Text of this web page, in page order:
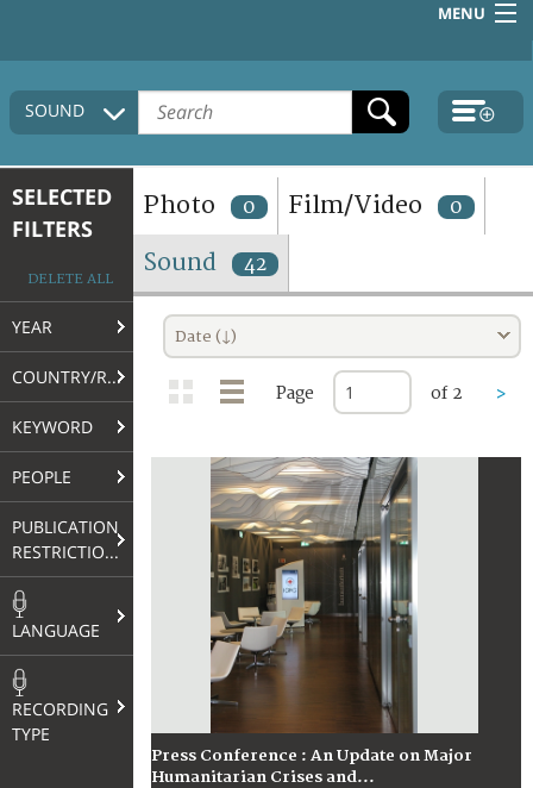
MENU
HOME
COLLECTIONS DESCRIPTION
TERMS AND CONDITIONS OF USE
FAQ
SOUND
SELECTED
FILTERS
DELETE ALL
YEAR
COUNTRY/REGION
KEYWORD
PEOPLE
PUBLICATION
RESTRICTIONS
LANGUAGE
RECORDING
TYPE
Photo 0 Film/Video 0
Sound 42
Date (↓)
Page of 2 >
Press Conference : An Update on Major
Humanitarian Crises and...